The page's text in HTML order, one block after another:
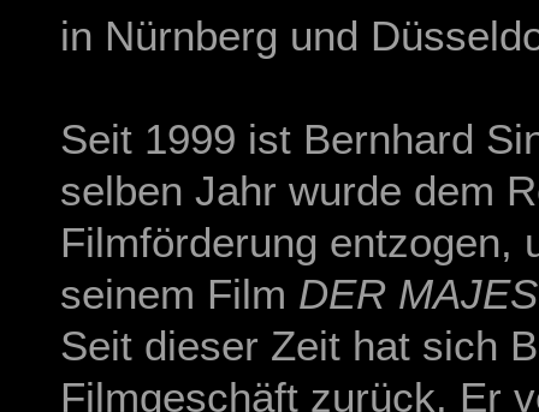
in Nürnberg und
Seit 1999 ist Bernhard
selben Jahr wurde dem
Filmförderung entzogen,
seinem Film DER
Seit dieser Zeit hat sich
Filmgeschäft zurück. Er